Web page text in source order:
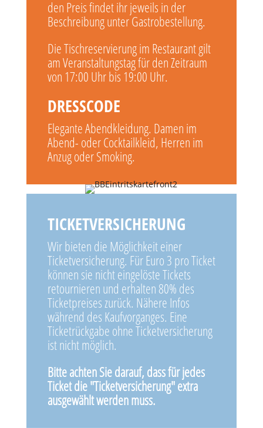
den Preis findet ihr jeweils in der
Beschreibung unter Gastrobestellung.
Die Tischreservierung im Restaurant gilt
am Veranstaltungstag für den Zeitraum
von 17:00 Uhr bis 19:00 Uhr.
DRESSCODE
Elegante Abendkleidung. Damen im
Abend- oder Cocktailkleid, Herren im
Anzug oder Smoking.
TICKETVERSICHERUNG
Wir bieten die Möglichkeit einer
Ticketversicherung. Für Euro 3 pro Ticket
können sie nicht eingelöste Tickets
retournieren und erhalten 80% des
Ticketpreises zurück. Nähere Infos
während des Kaufvorganges. Eine
Ticketrückgabe ohne Ticketversicherung
ist nicht möglich.
Bitte achten Sie darauf, dass für jedes
Ticket die "Ticketversicherung" extra
ausgewählt werden muss.